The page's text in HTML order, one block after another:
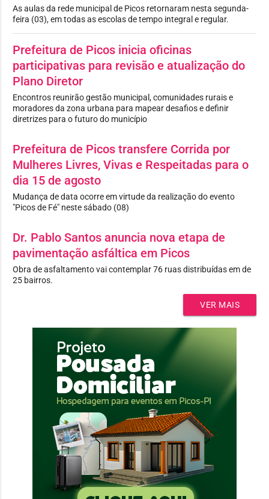
As aulas da rede municipal de Picos retornaram nesta segunda-
feira (03), em todas as escolas de tempo integral e regular.
Prefeitura de Picos inicia oficinas
participativas para revisão e atualização do
Plano Diretor
Encontros reunirão gestão municipal, comunidades rurais e
moradores da zona urbana para mapear desafios e definir
diretrizes para o futuro do município
Prefeitura de Picos transfere Corrida por
Mulheres Livres, Vivas e Respeitadas para o
dia 15 de agosto
Mudança de data ocorre em virtude da realização do evento
"Picos de Fé" neste sábado (08)
Dr. Pablo Santos anuncia nova etapa de
pavimentação asfáltica em Picos
Obra de asfaltamento vai contemplar 76 ruas distribuídas em de
25 bairros.
VER MAIS